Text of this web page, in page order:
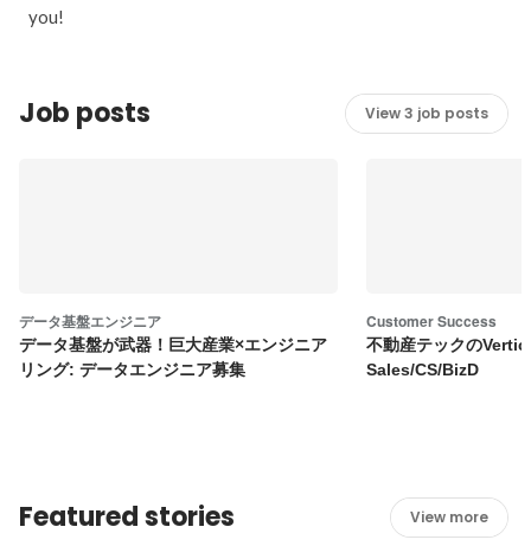
you!
Job posts View 3 job posts
データ基盤エンジニア
データ基盤が武器！巨大産業×エンジニア
リング: データエンジニア募集
Customer Success
不動産テックの
Sales/CS/BizD
Featured stories View more